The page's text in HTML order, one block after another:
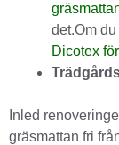
det.Om
Dicotex
Inled
gräsmattan fri